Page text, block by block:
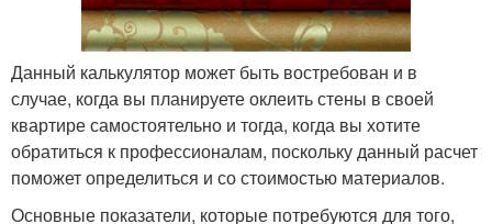
Данный калькулятор может быть востребован и в
случае, когда вы планируете оклеить стены в своей
квартире самостоятельно и тогда, когда вы хотите
обратиться к профессионалам, поскольку данный расчет
поможет определиться и со стоимостью материалов.
Основные показатели, которые потребуются для того,